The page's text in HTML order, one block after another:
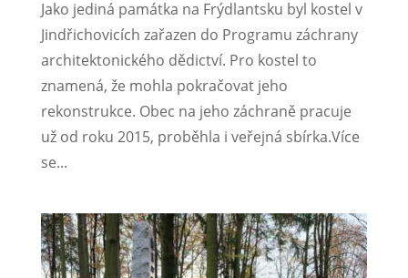
Jako jediná památka na Frýdlantsku byl kostel v
Jindřichovicích zařazen do Programu záchrany
architektonického dědictví. Pro kostel to
znamená, že mohla pokračovat jeho
rekonstrukce. Obec na jeho záchraně pracuje
už od roku 2015, proběhla i veřejná sbírka.Více
se...